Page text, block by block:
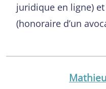
juridique en ligne)
(honoraire d’un